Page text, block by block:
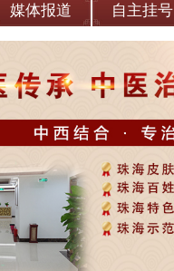
媒体报道 自主挂号